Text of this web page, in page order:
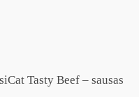
Tasty Beef – sausas